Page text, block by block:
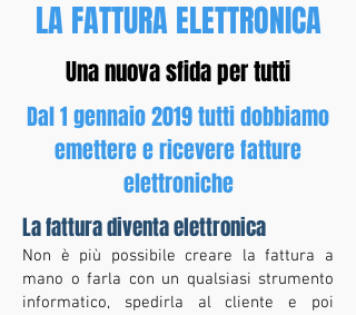
LA FATTURA ELETTRONICA
Una nuova sfida per tutti
Dal 1 gennaio 2019 tutti dobbiamo
emettere e ricevere fatture
elettroniche
La fattura diventa elettronica
Non è più possibile creare la fattura a
mano o farla con un qualsiasi strumento
informatico, spedirla al cliente e poi